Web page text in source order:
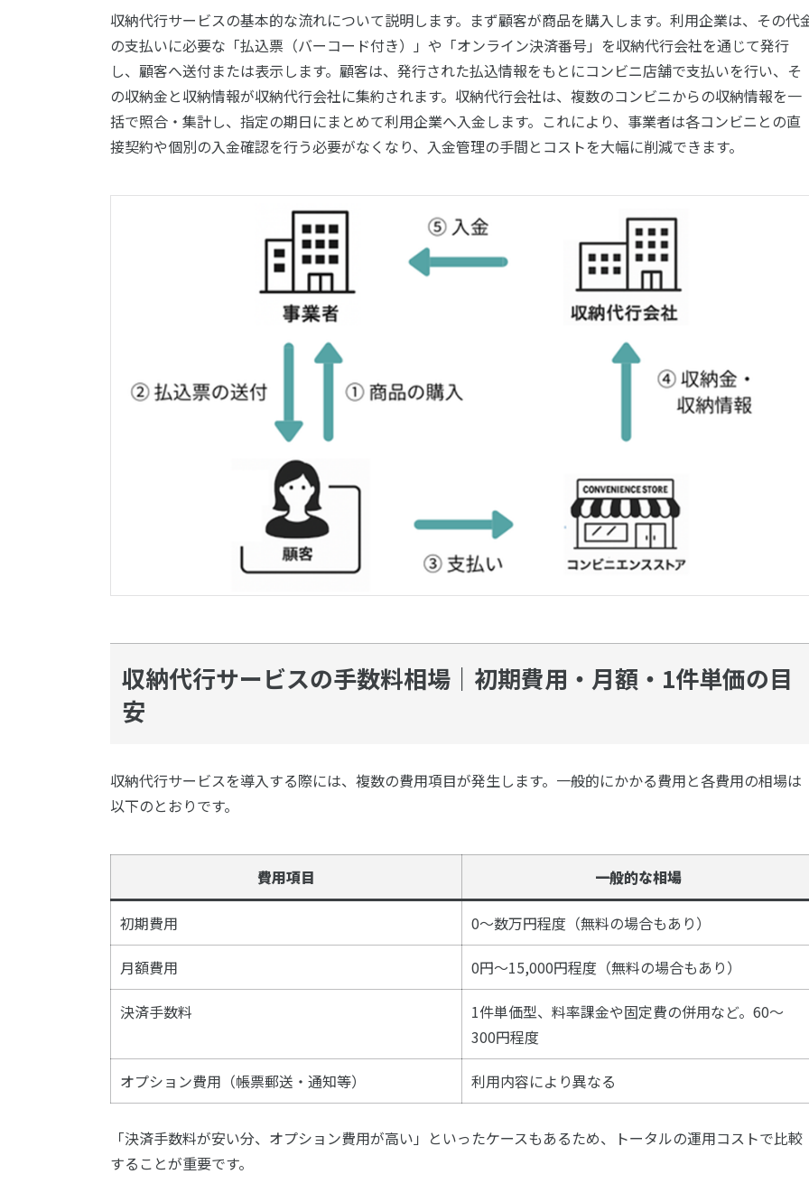
収納代行サービスの基本的な流れについて説明します。まず顧客が商品を購入します。利用企業は、その代
の支払いに必要な「払込票（バーコード付き）」や「オンライン決済番号」を収納代行会社を通じて発行
し、顧客へ送付または表示します。顧客は、発行された払込情報をもとにコンビニ店舗で支払いを行い、そ
の収納金と収納情報が収納代行会社に集約されます。収納代行会社は、複数のコンビニからの収納情報を一
括で照合・集計し、指定の期日にまとめて利用企業へ入金します。これにより、事業者は各コンビニとの直
接契約や個別の入金確認を行う必要がなくなり、入金管理の手間とコストを大幅に削減できます。
収納代行サービスの手数料相場｜初期費用・月額・1件単価の目
安
収納代行サービスを導入する際には、複数の費用項目が発生します。一般的にかかる費用と各費用の相場は
以下のとおりです。
費用項目 一般的な相場
初期費用 0〜数万円程度（無料の場合もあり）
月額費用 0円〜15,000円程度（無料の場合もあり）
決済手数料
1件単価型、料率課金や固定費の併用など。60〜
300円程度
オプション費用（帳票郵送・通知等） 利用内容により異なる
「決済手数料が安い分、オプション費用が高い」といったケースもあるため、トータルの運用コストで比較
することが重要です。